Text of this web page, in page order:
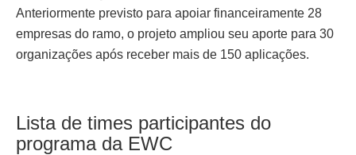
Anteriormente previsto para apoiar financeiramente 28
empresas do ramo, o projeto ampliou seu aporte para 30
organizações após receber mais de 150 aplicações.
Lista de times participantes do
programa da EWC